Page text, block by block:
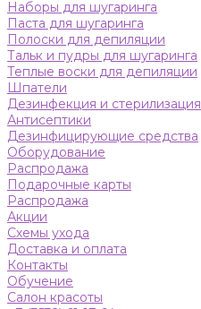
Наборы для шугаринга
Паста для шугаринга
Полоски для депиляции
Тальк и пудры для шугаринга
Теплые воски для депиляции
Шпатели
Дезинфекция и стерилизация
Антисептики
Дезинфицирующие средства
Оборудование
Распродажа
Подарочные карты
Распродажа
Акции
Схемы ухода
Доставка и оплата
Контакты
Обучение
Салон красоты